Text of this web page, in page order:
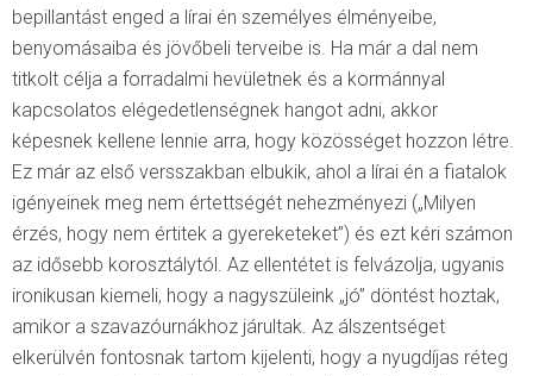
bepillantást enged a lírai én személyes élményeibe,
benyomásaiba és jövőbeli terveibe is. Ha már a dal nem
titkolt célja a forradalmi hevületnek és a kormánnyal
kapcsolatos elégedetlenségnek hangot adni, akkor
képesnek kellene lennie arra, hogy közösséget hozzon létre.
Ez már az első versszakban elbukik, ahol a lírai én a fiatalok
igényeinek meg nem értettségét nehezményezi („Milyen
érzés, hogy nem értitek a gyereketeket”) és ezt kéri számon
az idősebb korosztálytól. Az ellentétet is felvázolja, ugyanis
ironikusan kiemeli, hogy a nagyszüleink „jó” döntést hoztak,
amikor a szavazóurnákhoz járultak. Az álszentséget
elkerülvén fontosnak tartom kijelenti, hogy a nyugdíjas réteg